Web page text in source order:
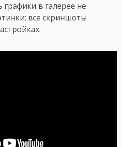
в галерее не
все скриншоты